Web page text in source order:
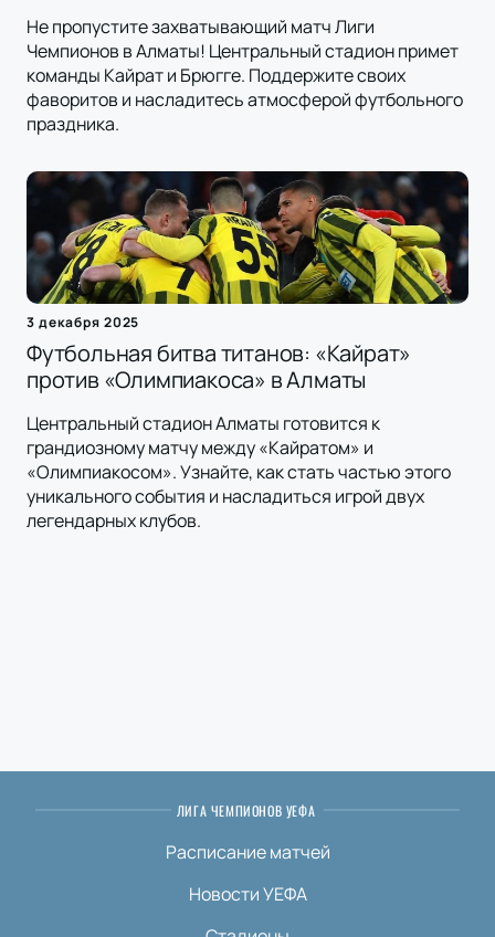
Не пропустите захватывающий матч Лиги
Чемпионов в Алматы! Центральный стадион примет
команды Кайрат и Брюгге. Поддержите своих
фаворитов и насладитесь атмосферой футбольного
праздника.
3 декабря 2025
Футбольная битва титанов: «Кайрат»
против «Олимпиакоса» в Алматы
Центральный стадион Алматы готовится к
грандиозному матчу между «Кайратом» и
«Олимпиакосом». Узнайте, как стать частью этого
уникального события и насладиться игрой двух
легендарных клубов.
ЛИГА ЧЕМПИОНОВ УЕФА
Расписание матчей
Новости УЕФА